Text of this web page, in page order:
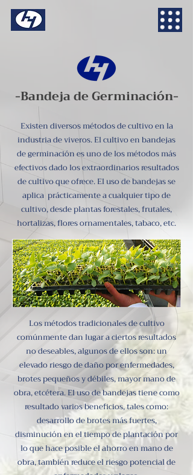
-Bandeja de Germinación-
Existen diversos métodos de cultivo en la
industria de viveros. El cultivo en bandejas
de germinación es uno de los métodos más
efectivos dado los extraordinarios resultados
de cultivo que ofrece. El uso de bandejas se
aplica prácticamente a cualquier tipo de
cultivo, desde plantas forestales, frutales,
hortalizas, flores ornamentales, tabaco, etc.
Los métodos tradicionales de cultivo
comúnmente dan lugar a ciertos resultados
no deseables, algunos de ellos son: un
elevado riesgo de daño por enfermedades,
brotes pequeños y débiles, mayor mano de
obra, etcétera. El uso de bandejas tiene como
resultado varios beneficios, tales como:
desarrollo de brotes más fuertes,
disminución en el tiempo de plantación por
lo que hace posible el ahorro en mano de
obra, también reduce el riesgo potencial de